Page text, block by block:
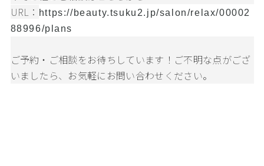
URL： https://beauty.tsuku2.jp/salon/relax/00002
88996/plans
ご予約・ご相談をお待ちしています！ ご不明な点がござ
いましたら、お気軽にお問い合わせください。